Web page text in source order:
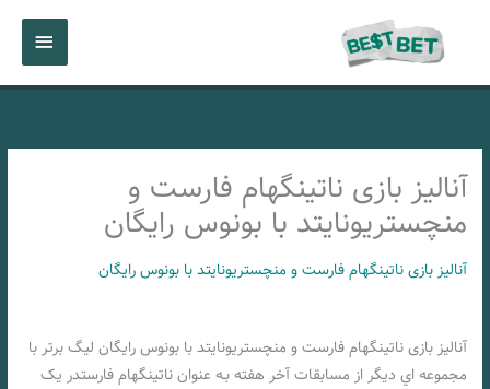
اصلی
آنالیز بازی ناتینگهام فارست و
منچستریونایتد با بونوس رایگان
آنالیز بازی ناتینگهام فارست و منچستریونایتد با بونوس رایگان
آنالیز بازی ناتینگهام فارست و منچستریونایتد با بونوس رایگان لیگ برتر با
مجموعه اي دیگر از مسابقات آخر هفته بـه عنوان ناتینگهام فارستدر یک